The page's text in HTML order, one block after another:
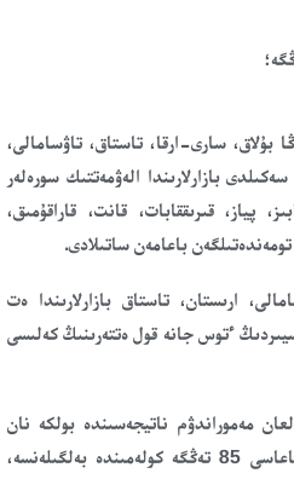
بۇلاق، سارى-ارقا، تاستاق، تاۋسامالى،
سەكىلدى بازارلارىندا الەۋمەتتىك سورەلەر
پياز، قىرىققابات، قانت، قاراقۇمىق،
باعامەن ساتىلادى.
ارىستان، تاستاق بازارلارىندا ەت
ءتوس جانە قول ەتتەرىنىڭ كەلىسى
مەموراندۋم ناتيجەسىندە بولكە نان
باعاسىنىڭ باستاپقى جىبەرىلەتىن باعاسى 85 تەڭگە كولەمىندە بەلگىلەنسە،